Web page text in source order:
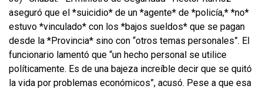
aseguró que el *suicidio* de un *agente* de *policía,* *no*
estuvo *vinculado* con los *bajos sueldos* que se pagan
desde la *Provincia* sino con “otros temas personales”. El
funcionario lamentó que “un hecho personal se utilice
políticamente. Es de una bajeza increíble decir que se quitó
la vida por problemas económicos”, acusó. Pese a que esa